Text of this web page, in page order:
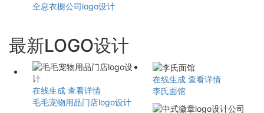
全息衣橱公司logo设计
最新LOGO设计
在线生成 查看详情
毛毛宠物用品门店logo设计
在线生成 查看详情
李氏面馆